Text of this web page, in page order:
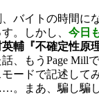
バイトの時間に
。しかし、 今日
輔『不確定性原
もうPage Mill
ードで記述して
まあ、騙し騙し